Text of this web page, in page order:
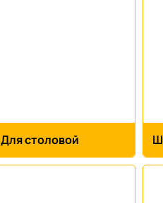
Для столовой